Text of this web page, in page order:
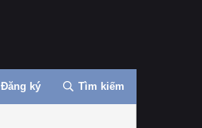
Đăng ký Tìm kiếm